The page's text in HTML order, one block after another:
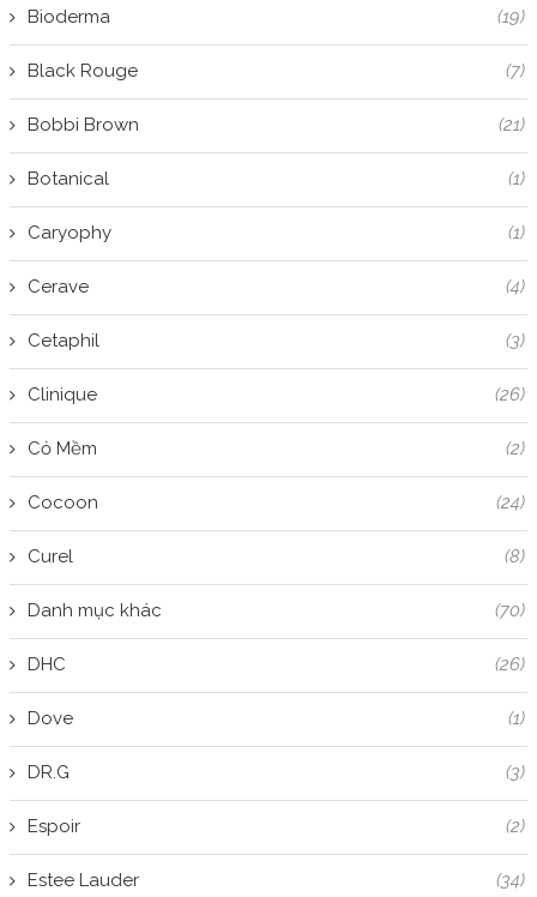
Bioderma (19)
Black Rouge (7)
Bobbi Brown (21)
Botanical (1)
Caryophy (1)
Cerave (4)
Cetaphil (3)
Clinique (26)
Cỏ Mềm (2)
Cocoon (24)
Curel (8)
Danh mục khác (70)
DHC (26)
Dove (1)
DR.G (3)
Espoir (2)
Estee Lauder (34)